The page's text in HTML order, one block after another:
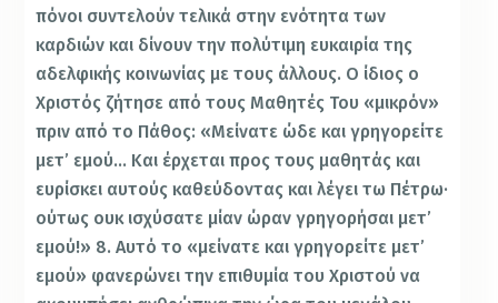
πόνοι συντελούν τελικά στην ενότητα των
καρδιών και δίνουν την πολύτιμη ευκαιρία της
αδελφικής κοινωνίας με τους άλλους. Ο ίδιος ο
Χριστός ζήτησε από τους Μαθητές Του «μικρόν»
πριν από το Πάθος: «Μείνατε ώδε και γρηγορείτε
μετ’ εμού… Και έρχεται προς τους μαθητάς και
ευρίσκει αυτούς καθεύδοντας και λέγει τω Πέτρω·
ούτως ουκ ισχύσατε μίαν ώραν γρηγορήσαι μετ’
εμού!» 8. Αυτό το «μείνατε και γρηγορείτε μετ’
εμού» φανερώνει την επιθυμία του Χριστού να